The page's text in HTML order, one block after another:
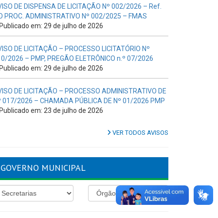
DE DISPENSA DE LICITAÇÃO Nº 002/2026 – Ref.
PROC. ADMINISTRATIVO Nº 002/2025 – FMAS
Publicado em: 29 de julho de 2026
DE LICITAÇÃO – PROCESSO LICITATÓRIO Nº
2026 – PMP, PREGÃO ELETRÔNICO n.º 07/2026
Publicado em: 29 de julho de 2026
DE LICITAÇÃO – PROCESSO ADMINISTRATIVO DE
017/2026 – CHAMADA PÚBLICA DE Nº 01/2026 PMP
Publicado em: 23 de julho de 2026
VER TODOS AVISOS
GOVERNO MUNICIPAL